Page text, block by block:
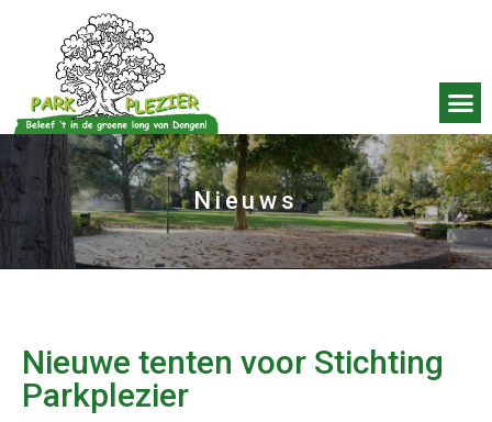
Nieuws
Nieuwe tenten voor Stichting
Parkplezier